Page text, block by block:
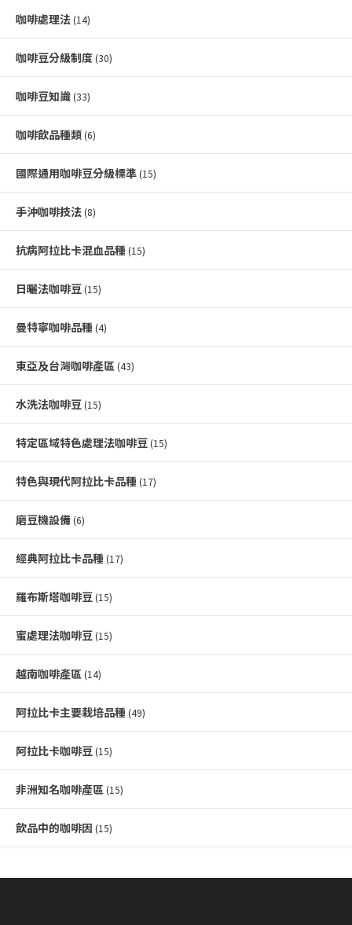
咖啡處理法 (14)
咖啡豆分級制度 (30)
咖啡豆知識 (33)
咖啡飲品種類 (6)
國際通用咖啡豆分級標準 (15)
手沖咖啡技法 (8)
抗病阿拉比卡混血品種 (15)
日曬法咖啡豆 (15)
曼特寧咖啡品種 (4)
東亞及台灣咖啡產區 (43)
水洗法咖啡豆 (15)
特定區域特色處理法咖啡豆 (15)
特色與現代阿拉比卡品種 (17)
磨豆機設備 (6)
經典阿拉比卡品種 (17)
羅布斯塔咖啡豆 (15)
蜜處理法咖啡豆 (15)
越南咖啡產區 (14)
阿拉比卡主要栽培品種 (49)
阿拉比卡咖啡豆 (15)
非洲知名咖啡產區 (15)
飲品中的咖啡因 (15)